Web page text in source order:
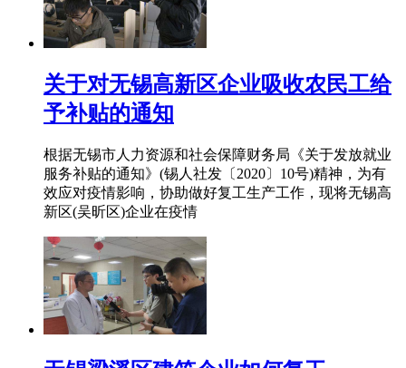
关于对无锡高新区企业吸收农民工给
予补贴的通知
根据无锡市人力资源和社会保障财务局《关于发放就业
服务补贴的通知》(锡人社发〔2020〕10号)精神，为有
效应对疫情影响，协助做好复工生产工作，现将无锡高
新区(吴昕区)企业在疫情